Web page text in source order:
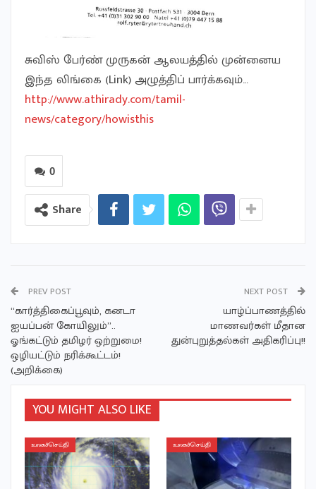
சுவிஸ் பேர்ண் முருகன் ஆலயத்தில் முன்னைய
இந்த லிங்கை (Link) அழுத்திப் பார்க்கவும்…
http://www.athirady.com/tamil-
news/category/howisthis
0
Share
PREV POST
“கார்த்திகைப்பூவும், கனடா
ஐயப்பன் கோயிலும்”..
ஓங்கட்டும் தமிழர் ஒற்றுமை!
ஒழியட்டும் நரிக்கூட்டம்!
(அறிக்கை)
NEXT POST
யாழ்ப்பாணத்தில்
மாணவர்கள் மீதான
துன்புறுத்தல்கள் அதிகரிப்பு!!
YOU MIGHT ALSO LIKE
உலகச்செய்தி உலகச்செய்தி